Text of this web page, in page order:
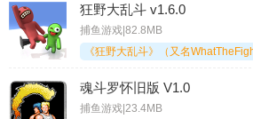
狂野大乱斗 v1.6.0
捕鱼游戏|82.8MB
魂斗罗怀旧版 V1.0
捕鱼游戏|23.4MB